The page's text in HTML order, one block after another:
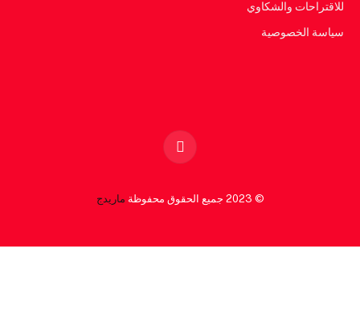
للاقتراحات والشكاوي
سياسة الخصوصية
Facebook
© 2023 جميع الحقوق محفوظة ماريدج